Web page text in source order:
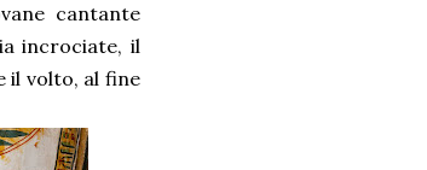
cantante
incrociate, il
il volto, al fine